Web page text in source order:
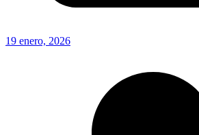
19 enero, 2026